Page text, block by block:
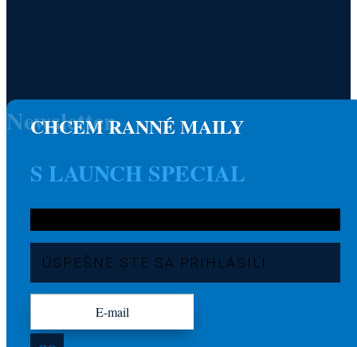
CHCEM RANNÉ MAILY
S LAUNCH SPECIAL
Newsletter
ÚSPEŠNE STE SA PRIHLÁSILI